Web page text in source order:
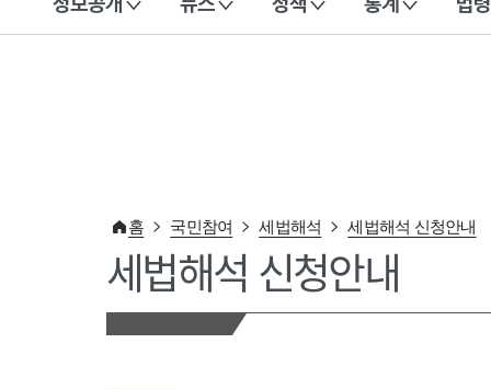
이 누리집은 대한민국 공식 전자정부 누리집입니다.
홈 국민참여 세법해석 세법해석 신청안내
세법해석 신청안내